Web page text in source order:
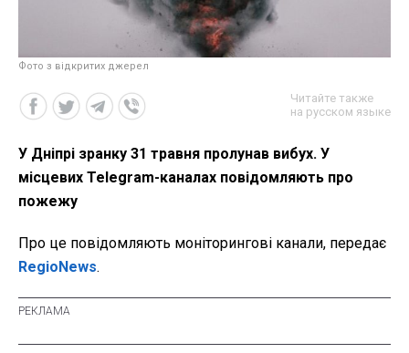
Фото з відкритих джерел
Читайте также
на русском языке
У Дніпрі зранку 31 травня пролунав вибух. У
місцевих Telegram-каналах повідомляють про
пожежу
Про це повідомляють моніторингові канали, передає
RegioNews.